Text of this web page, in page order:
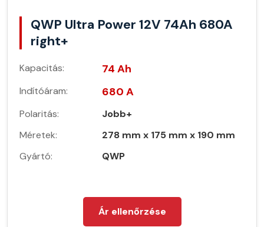
QWP Ultra Power 12V 74Ah 680A
right+
Kapacitás: 74 Ah
Indítóáram: 680 A
Polaritás:
Jobb+
Méretek:
278 mm x 175 mm x 190 mm
Gyártó:
QWP
Ár ellenőrzése